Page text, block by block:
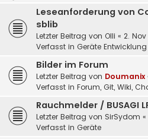
Leseanforderung von
sblib
Letzter Beitrag von Olli « 2. Nov
Verfasst in Geräte Entwicklung
Bilder im Forum
Letzter Beitrag von Doumanix
Verfasst in Forum, Git, Wiki,
Rauchmelder / BUSAGI
Letzter Beitrag von SirSydom «
Verfasst in Geräte